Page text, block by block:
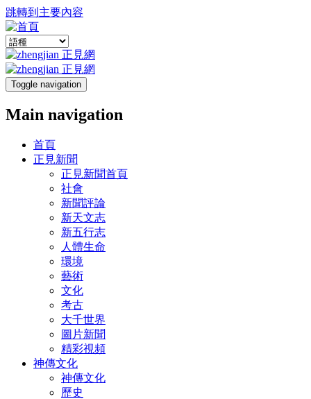
跳轉到主要內容
Toggle navigation
Main navigation
首頁
正見新聞
正見新聞首頁
社會
新聞評論
新天文志
新五行志
人體生命
環境
藝術
文化
考古
大千世界
圖片新聞
精彩視頻
神傳文化
神傳文化
歷史